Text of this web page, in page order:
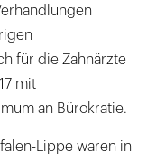
für die Zahnärzte
mit
an Bürokratie.
Lippe waren in